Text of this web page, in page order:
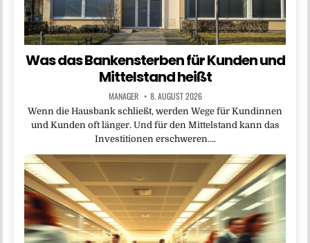
Was das Bankensterben für Kunden und
Mittelstand heißt
MANAGER 8. AUGUST 2026
Wenn die Hausbank schließt, werden Wege für Kundinnen
und Kunden oft länger. Und für den Mittelstand kann das
Investitionen erschweren….